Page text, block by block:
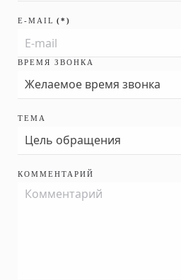
E-MAIL (*)
ВРЕМЯ ЗВОНКА
ТЕМА
КОММЕНТАРИЙ